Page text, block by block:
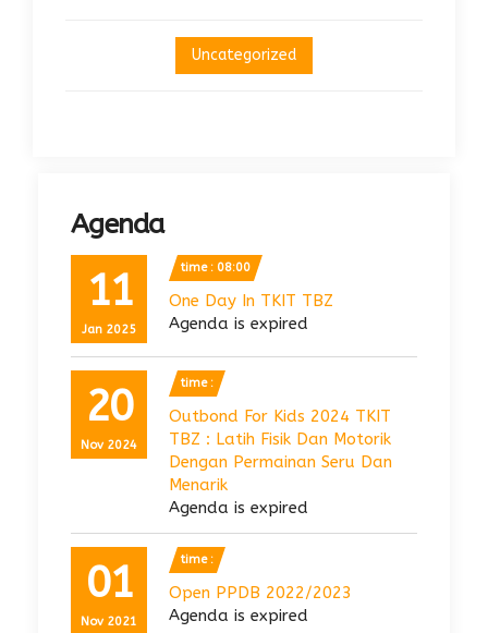
Uncategorized
Agenda
11
Jan 2025
time : 08:00
One Day In TKIT TBZ
Agenda is expired
20
Nov 2024
time :
Outbond For Kids 2024 TKIT
TBZ : Latih Fisik Dan Motorik
Dengan Permainan Seru Dan
Menarik
Agenda is expired
01
Nov 2021
time :
Open PPDB 2022/2023
Agenda is expired